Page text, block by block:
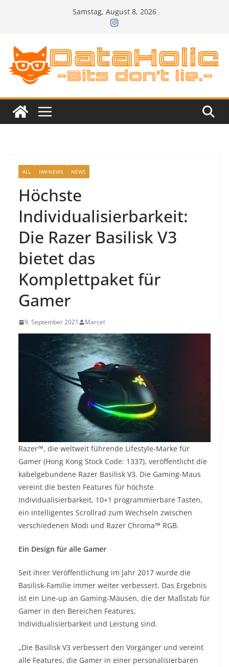
Samstag, August 8, 2026
ALL HW-NEWS NEWS
Höchste
Individualisierbarkeit:
Die Razer Basilisk V3
bietet das
Komplettpaket für
Gamer
9. September 2021 Marcel
Razer™, die weltweit führende Lifestyle-Marke für
Gamer (Hong Kong Stock Code: 1337), veröffentlicht die
kabelgebundene Razer Basilisk V3. Die Gaming-Maus
vereint die besten Features für höchste
Individualisierbarkeit, 10+1 programmierbare Tasten,
ein intelligentes Scrollrad zum Wechseln zwischen
verschiedenen Modi und Razer Chroma™ RGB.
Ein Design für alle Gamer
Seit ihrer Veröffentlichung im Jahr 2017 wurde die
Basilisk-Familie immer weiter verbessert. Das Ergebnis
ist ein Line-up an Gaming-Mäusen, die der Maßstab für
Gamer in den Bereichen Features,
Individualisierbarkeit und Leistung sind.
„Die Basilisk V3 verbessert den Vorgänger und vereint
alle Features, die Gamer in einer personalisierbaren